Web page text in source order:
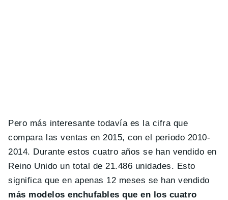
Pero más interesante todavía es la cifra que
compara las ventas en 2015, con el periodo 2010-
2014. Durante estos cuatro años se han vendido en
Reino Unido un total de 21.486 unidades. Esto
significa que en apenas 12 meses se han vendido
más modelos enchufables que en los cuatro